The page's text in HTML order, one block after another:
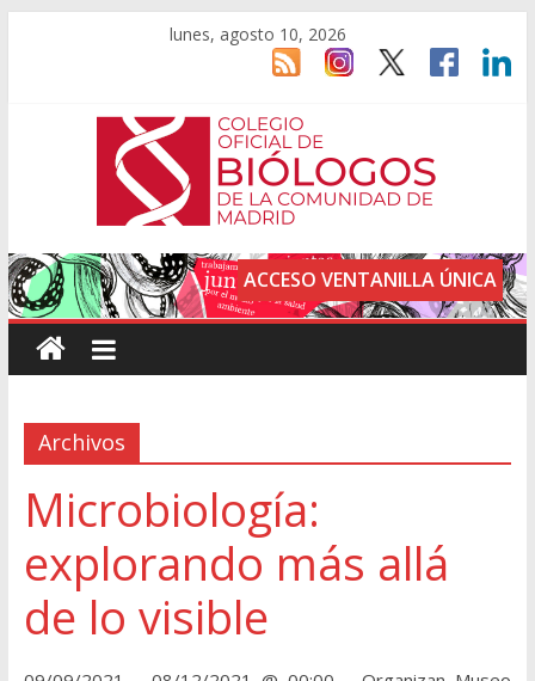
lunes, agosto 10, 2026
ACCESO VENTANILLA ÚNICA
Archivos
Microbiología:
explorando más allá
de lo visible